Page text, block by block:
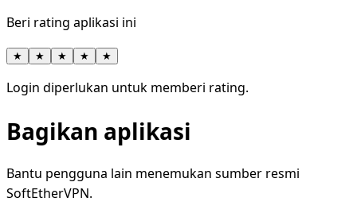
Beri rating aplikasi ini
★ ★ ★ ★ ★
Login diperlukan untuk memberi rating.
Bagikan aplikasi
Bantu pengguna lain menemukan sumber resmi
SoftEtherVPN.